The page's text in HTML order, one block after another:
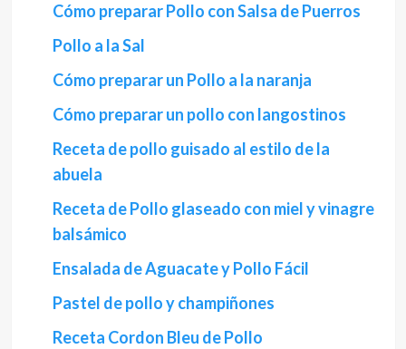
Cómo preparar Pollo con Salsa de Puerros
Pollo a la Sal
Cómo preparar un Pollo a la naranja
Cómo preparar un pollo con langostinos
Receta de pollo guisado al estilo de la
abuela
Receta de Pollo glaseado con miel y vinagre
balsámico
Ensalada de Aguacate y Pollo Fácil
Pastel de pollo y champiñones
Receta Cordon Bleu de Pollo